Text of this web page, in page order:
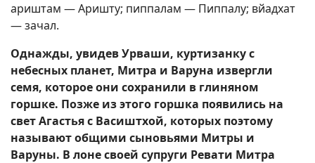
ариштам — Аришту; пиппалам — Пиппалу; вйадхат
— зачал.
Однажды, увидев Урваши, куртизанку с
небесных планет, Митра и Варуна извергли
семя, которое они сохранили в глиняном
горшке. Позже из этого горшка появились на
свет Агастья с Васиштхой, которых поэтому
называют общими сыновьями Митры и
Варуны. В лоне своей супруги Ревати Митра